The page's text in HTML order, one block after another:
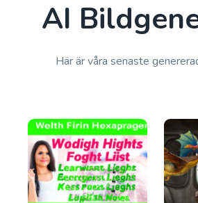
AI
Här är våra senaste